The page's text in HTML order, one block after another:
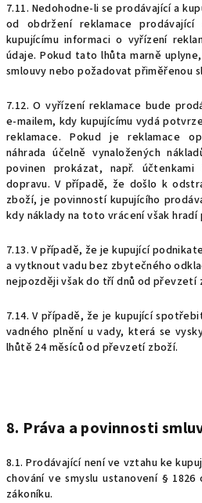
7.11. Nedohodne-li se prodávající a
od obdržení reklamace
kupujícímu informaci o vyřízení
údaje. Pokud tato lhůta marně
smlouvy nebo požadovat přiměřenou
7.12. O vyřízení reklamace bude
e-mailem, kdy kupujícímu vydá
reklamace. Pokud je reklamace
náhrada účelně vynaložených
povinen prokázat, např.
dopravu. V případě, že došlo k
zboží, je povinností kupujícího
kdy náklady na toto vrácení však hradí
7.13. V případě, že je kupující
a vytknout vadu bez zbytečného
nejpozději však do tří dnů od převzetí
7.14. V případě, že je kupující
vadného plnění u vady, která se
lhůtě 24 měsíců od převzetí zboží.
8. Práva a povinnosti
8.1. Prodávající není ve vztahu ke
chování ve smyslu ustanovení §
zákoníku.